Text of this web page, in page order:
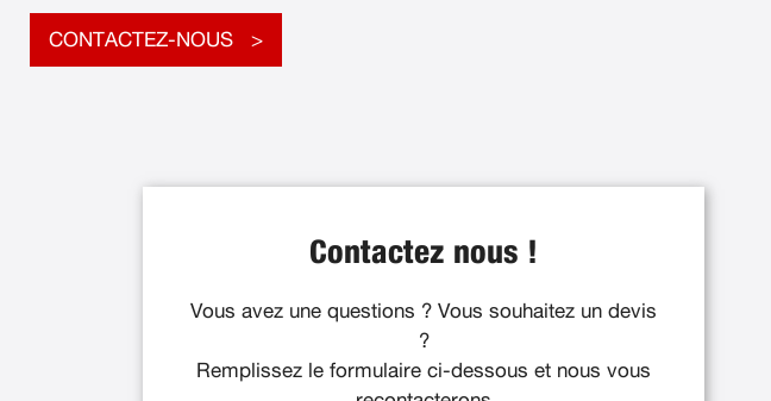
CONTACTEZ-NOUS
Contactez nous !
Vous avez une questions ? Vous souhaitez un devis
?
Remplissez le formulaire ci-dessous et nous vous